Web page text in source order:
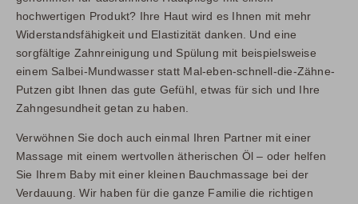
hochwertigen Produkt? Ihre Haut wird es Ihnen mit mehr
Widerstandsfähigkeit und Elastizität danken. Und eine
sorgfältige Zahnreinigung und Spülung mit beispielsweise
einem Salbei-Mundwasser statt Mal-eben-schnell-die-Zähne-
Putzen gibt Ihnen das gute Gefühl, etwas für sich und Ihre
Zahngesundheit getan zu haben.
Verwöhnen Sie doch auch einmal Ihren Partner mit einer
Massage mit einem wertvollen ätherischen Öl – oder helfen
Sie Ihrem Baby mit einer kleinen Bauchmassage bei der
Verdauung. Wir haben für die ganze Familie die richtigen